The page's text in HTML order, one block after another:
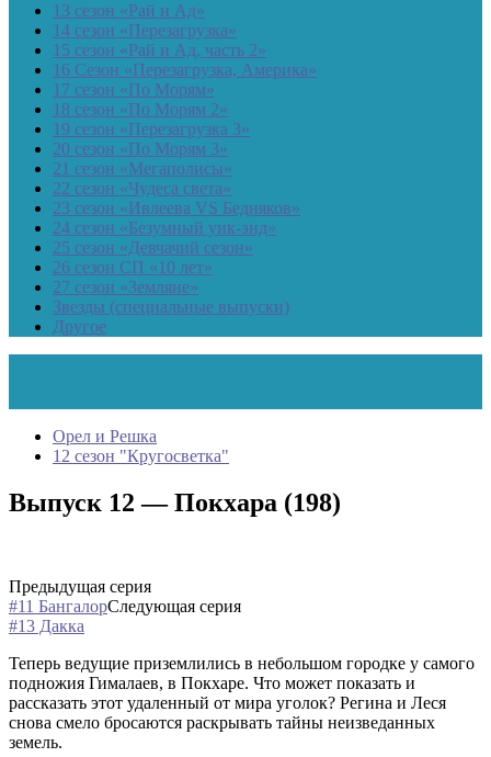
13 сезон «Рай и Ад»
14 сезон «Перезагрузка»
15 сезон «Рай и Ад, часть 2»
16 Сезон «Перезагрузка, Америка»
17 сезон «По Морям»
18 сезон «По Морям 2»
19 сезон «Перезагрузка 3»
20 сезон «По Морям 3»
21 сезон «Мегаполисы»
22 сезон «Чудеса света»
23 сезон «Ивлеева VS Бедняков»
24 сезон «Безумный уик-энд»
25 сезон «Девчачий сезон»
26 сезон СП «10 лет»
27 сезон «Земляне»
Звезды (специальные выпуски)
Другое
Орел и Решка
12 сезон "Кругосветка"
Выпуск 12 — Покхара (198)
Предыдущая серия
#11 БангалорСледующая серия
#13 Дакка
Теперь ведущие приземлились в небольшом городке у самого
подножия Гималаев, в Покхаре. Что может показать и
рассказать этот удаленный от мира уголок? Регина и Леся
снова смело бросаются раскрывать тайны неизведанных
земель.